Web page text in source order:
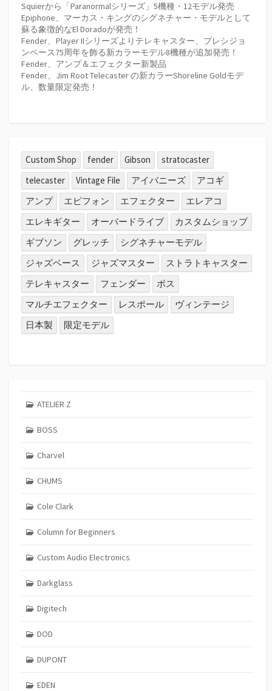
Squierから「Paranormalシリーズ」5機種・12モデル発売
Epiphone、マーカス・キングのシグネチャー・モデルとして
蘇る象徴的なEl Doradoが発売！
Fender、Player IIシリーズよりテレキャスター、プレシジョ
ンベース75周年を飾る新カラーモデル8機種が追加発売！
Fender、アンプ＆エフェクター新製品
Fender、Jim Root Telecaster の新カラーShoreline Goldモデ
ル、数量限定発売！
Custom Shop fender Gibson
stratocaster
telecaster
Vintage File アイバニーズ
アコギ
アンプ
エピフォン エフェクター
エレアコ
エレキギター
オーバードライブ
カスタムショップ
ギブソン
グレッチ
シグネチャーモデル
ジャズベース
ジャズマスター
ストラトキャスター
テレキャスター
フェンダー
ボス
マルチエフェクター
レスポール
ヴィンテージ
日本製
限定モデル
ATELIER Z
BOSS
Charvel
CHUMS
Cole Clark
Column for Beginners
Custom Audio Electronics
Darkglass
Digitech
DOD
DUPONT
EDEN